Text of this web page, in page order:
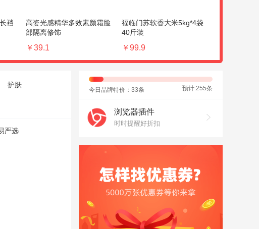
裆
高姿光感精华多效素颜霜脸
部隔离修饰
￥39.1
福临门苏软香大米5kg*4袋
40斤装
￥99.9
护肤
严选
今日品牌特价：33条 预计:255条
浏览器插件
时时提醒好折扣